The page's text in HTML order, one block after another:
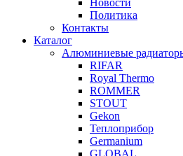
Новости
Политика
Контакты
Каталог
Алюминиевые
RIFAR
Royal Thermo
ROMMER
STOUT
Gekon
Теплоприбор
Germanium
GLOBAL